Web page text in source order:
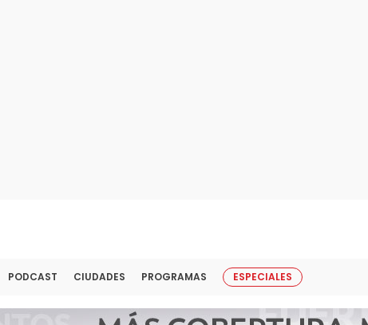
PODCAST CIUDADES PROGRAMAS ESPECIALES